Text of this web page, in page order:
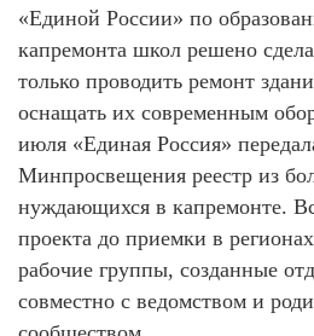
«Единой России» по
капремонта школ решено
только проводить ремонт
оснащать их современным
июля «Единая Россия»
Минпросвещения реестр из
нуждающихся в капремонте.
проекта до приемки в
рабочие группы, созданные
совместно с ведомством и